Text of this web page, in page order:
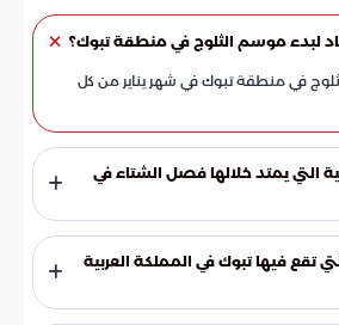
لبدء موسم الثلوج في منطقة تبوك؟
في منطقة تبوك في شهر يناير من كل
التي يمتد خلالها فصل الشتاء في
تقع فيها تبوك في المملكة العربية